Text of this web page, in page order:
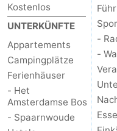
Kostenlos
UNTERKÜNFTE
Appartements
Campingplätze
Ferienhäuser
- Het
Amsterdamse Bos
- Spaarnwoude
-
-